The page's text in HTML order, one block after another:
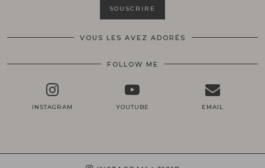
VOUS LES AVEZ ADORÉS
FOLLOW ME
INSTAGRAM YOUTUBE EMAIL